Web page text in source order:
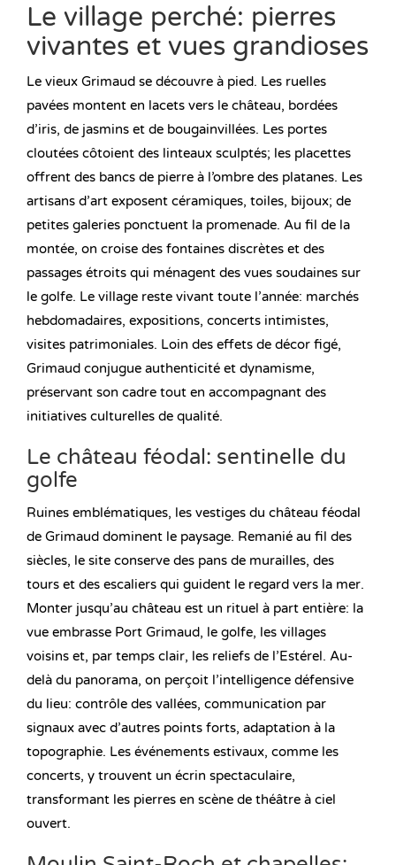
Le village perché: pierres
vivantes et vues grandioses
Le vieux Grimaud se découvre à pied. Les ruelles
pavées montent en lacets vers le château, bordées
d’iris, de jasmins et de bougainvillées. Les portes
cloutées côtoient des linteaux sculptés; les placettes
offrent des bancs de pierre à l’ombre des platanes. Les
artisans d’art exposent céramiques, toiles, bijoux; de
petites galeries ponctuent la promenade. Au fil de la
montée, on croise des fontaines discrètes et des
passages étroits qui ménagent des vues soudaines sur
le golfe. Le village reste vivant toute l’année: marchés
hebdomadaires, expositions, concerts intimistes,
visites patrimoniales. Loin des effets de décor figé,
Grimaud conjugue authenticité et dynamisme,
préservant son cadre tout en accompagnant des
initiatives culturelles de qualité.
Le château féodal: sentinelle du
golfe
Ruines emblématiques, les vestiges du château féodal
de Grimaud dominent le paysage. Remanié au fil des
siècles, le site conserve des pans de murailles, des
tours et des escaliers qui guident le regard vers la mer.
Monter jusqu’au château est un rituel à part entière: la
vue embrasse Port Grimaud, le golfe, les villages
voisins et, par temps clair, les reliefs de l’Estérel. Au-
delà du panorama, on perçoit l’intelligence défensive
du lieu: contrôle des vallées, communication par
signaux avec d’autres points forts, adaptation à la
topographie. Les événements estivaux, comme les
concerts, y trouvent un écrin spectaculaire,
transformant les pierres en scène de théâtre à ciel
ouvert.